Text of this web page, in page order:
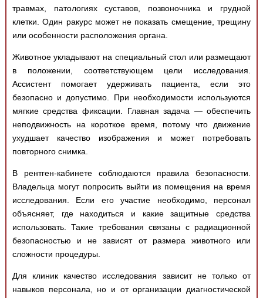
травмах, патологиях суставов, позвоночника и грудной
клетки. Один ракурс может не показать смещение, трещину
или особенности расположения органа.
Животное укладывают на специальный стол или размещают
в положении, соответствующем цели исследования.
Ассистент помогает удерживать пациента, если это
безопасно и допустимо. При необходимости используются
мягкие средства фиксации. Главная задача — обеспечить
неподвижность на короткое время, потому что движение
ухудшает качество изображения и может потребовать
повторного снимка.
В рентген-кабинете соблюдаются правила безопасности.
Владельца могут попросить выйти из помещения на время
исследования. Если его участие необходимо, персонал
объясняет, где находиться и какие защитные средства
использовать. Такие требования связаны с радиационной
безопасностью и не зависят от размера животного или
сложности процедуры.
Для клиник качество исследования зависит не только от
навыков персонала, но и от организации диагностической